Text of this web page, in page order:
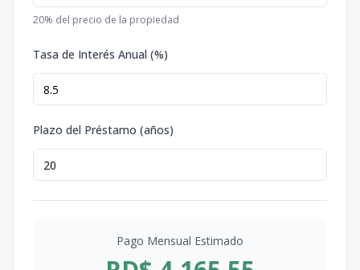
20% del precio de la propiedad
Tasa de Interés Anual (%)
Plazo del Préstamo (años)
Pago Mensual Estimado